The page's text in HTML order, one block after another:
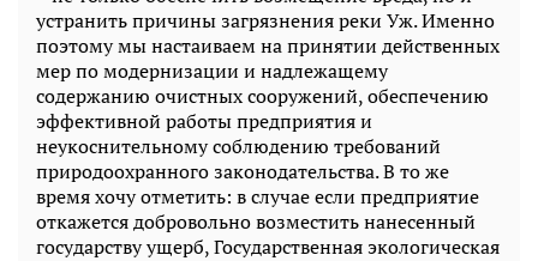
устранить причины загрязнения реки Уж. Именно
поэтому мы настаиваем на принятии действенных
мер по модернизации и надлежащему
содержанию очистных сооружений, обеспечению
эффективной работы предприятия и
неукоснительному соблюдению требований
природоохранного законодательства. В то же
время хочу отметить: в случае если предприятие
откажется добровольно возместить нанесенный
государству ущерб, Государственная экологическая